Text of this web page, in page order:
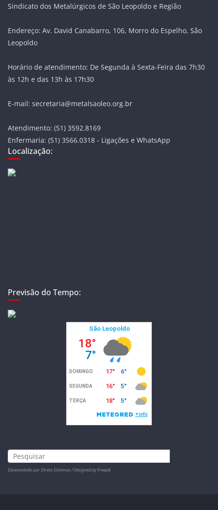
Sindicato dos Metalúrgicos de São Leopoldo e Região
Endereço: Av. David Canabarro, 106, Morro do Espelho, São
Leopoldo
Horário de atendimento: De Segunda à Sexta-Feira das 7h30
às 12h e das 13h às 17h30
E-mail: secretaria@metalsaoleo.org.br
Atendimento: (51) 3592.8169
Enfermaria: (51) 3566.0318 - Ligações e WhatsApp
Localização:
Previsão do Tempo:
Desenvolvido por Direta Sistemas /Designed by Freepik